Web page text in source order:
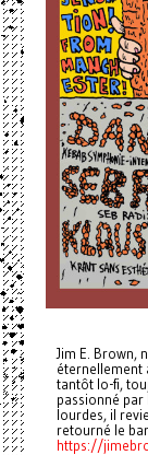
Jim E. Brown,
éternellement
tantôt lo-fi,
passionné par
lourdes, il
retourné le
https://